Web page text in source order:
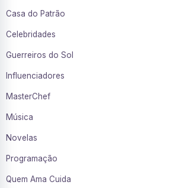
Casa do Patrão
Celebridades
Guerreiros do Sol
Influenciadores
MasterChef
Música
Novelas
Programação
Quem Ama Cuida